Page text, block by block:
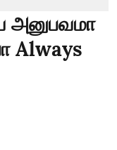
அனுபவமா
Always